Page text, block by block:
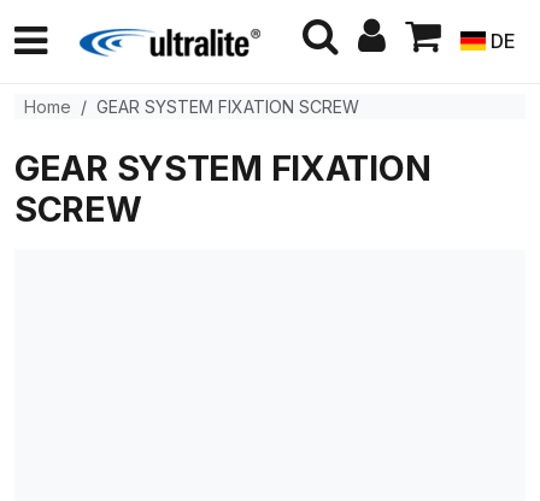
DE
Home GEAR SYSTEM FIXATION SCREW
GEAR SYSTEM FIXATION
SCREW